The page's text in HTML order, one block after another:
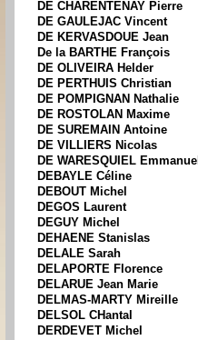
DE CHARENTENAY Pierre
DE GAULEJAC Vincent
DE KERVASDOUE Jean
De la BARTHE François
DE OLIVEIRA Helder
DE PERTHUIS Christian
DE POMPIGNAN Nathalie
DE ROSTOLAN Maxime
DE SUREMAIN Antoine
DE VILLIERS Nicolas
DE WARESQUIEL Emmanuel
DEBAYLE Céline
DEBOUT Michel
DEGOS Laurent
DEGUY Michel
DEHAENE Stanislas
DELALE Sarah
DELAPORTE Florence
DELARUE Jean Marie
DELMAS-MARTY Mireille
DELSOL CHantal
DERDEVET Michel